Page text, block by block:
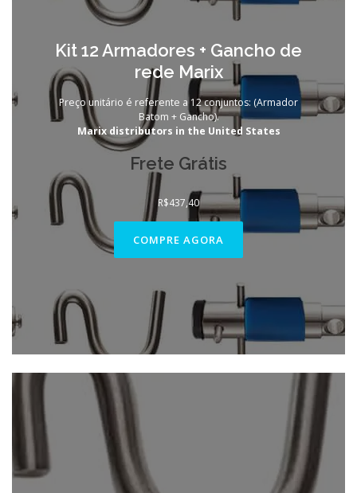
Kit 12 Armadores + Gancho de
rede Marix
Preço unitário é referente a 12 conjuntos: (Armador
Batom + Gancho).
Marix distributors in the United States
Frete Grátis
R$437,40
COMPRE AGORA